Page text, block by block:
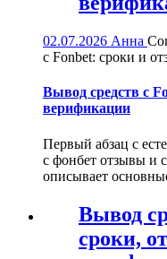
02.07.2026 Анна
с Fonbet: сроки и
Вывод средств с
верификации
Первый абзац с
с фонбет отзывы и
описывает
Вывод
сроки,